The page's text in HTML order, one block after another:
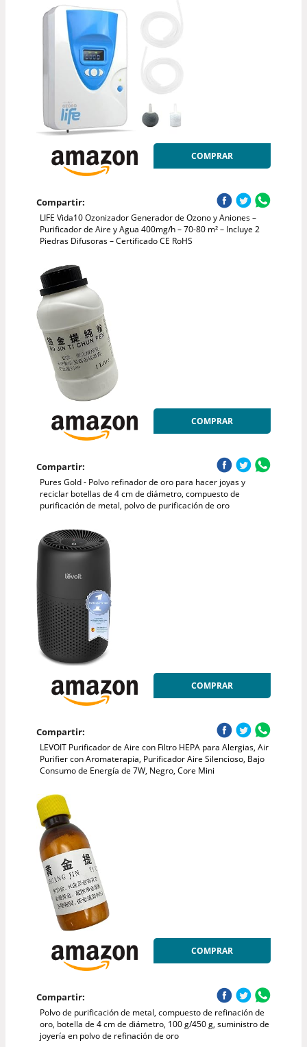
COMPRAR
Compartir:
LIFE Vida10 Ozonizador Generador de Ozono y Aniones –
Purificador de Aire y Agua 400mg/h – 70-80 m² – Incluye 2
Piedras Difusoras – Certificado CE RoHS
COMPRAR
Compartir:
Pures Gold - Polvo refinador de oro para hacer joyas y
reciclar botellas de 4 cm de diámetro, compuesto de
purificación de metal, polvo de purificación de oro
COMPRAR
Compartir:
LEVOIT Purificador de Aire con Filtro HEPA para Alergias, Air
Purifier con Aromaterapia, Purificador Aire Silencioso, Bajo
Consumo de Energía de 7W, Negro, Core Mini
COMPRAR
Compartir:
Polvo de purificación de metal, compuesto de refinación de
oro, botella de 4 cm de diámetro, 100 g/450 g, suministro de
joyería en polvo de refinación de oro